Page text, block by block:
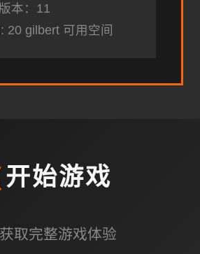
本：11
20 gilbert 可用空间
开始游戏
取完整游戏体验